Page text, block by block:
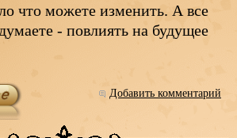
что можете изменить. А все
- повлиять на будущее
Добавить комментарий